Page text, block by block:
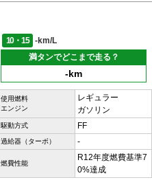
10・15
-km/L
満タンでどこまで走る？
-km
使用燃料
エンジン
レギュラー
ガソリン
駆動方式 FF
過給器（ターボ） -
燃費性能
R12年度燃費基準7
0%達成